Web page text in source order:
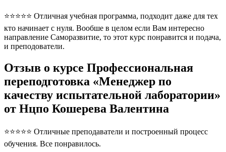
⭐⭐⭐⭐⭐ Отличная учебная программа, подходит даже для тех
кто начинает с нуля. Вообше в целом если Вам интересно
направление Саморазвитие, то этот курс понравится и подача,
и преподователи.
Отзыв о курсе Профессиональная
переподготовка «Менеджер по
качеству испытательной лаборатории»
от Нцпо Кошерева Валентина
⭐⭐⭐⭐⭐ Отличные преподаватели и построенный процесс
обучения. Все понравилось.